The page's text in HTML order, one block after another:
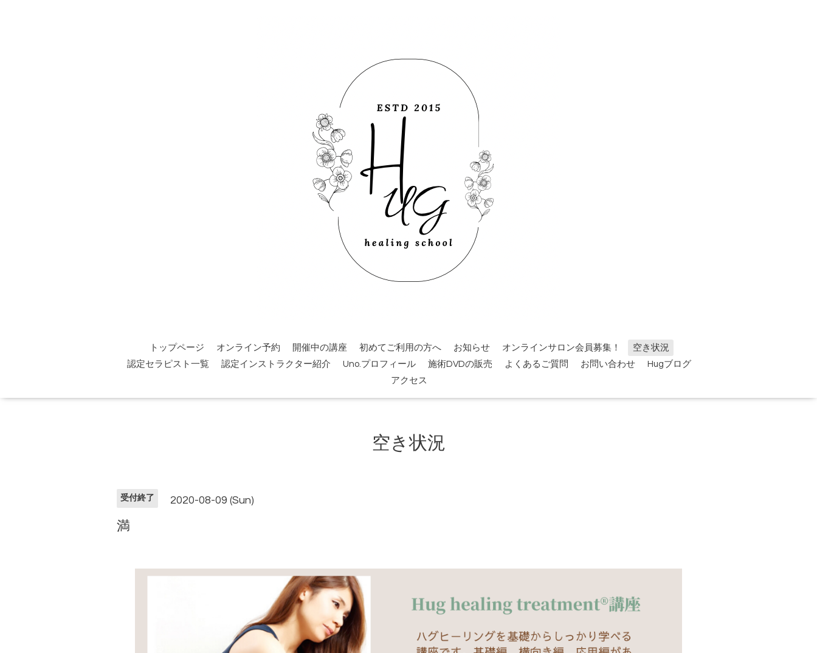
トップページ オンライン予約 開催中の講座 初めてご利用の方へ お知らせ オンラインサロン会員募集！
空き状況
認定セラピスト一覧
認定インストラクター紹介 Uno.プロフィール 施術DVDの販売 よくあるご質問 お問い合わせ
Hugブログ
アクセス
空き状況
受付終了 2020-08-09 (Sun)
満